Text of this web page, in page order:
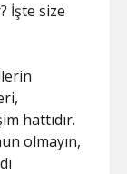
İşte size
hattıdır.
olmayın,